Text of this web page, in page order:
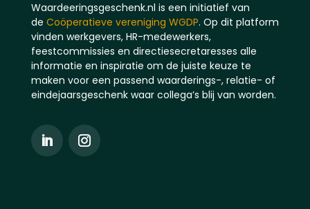
Waardeeringsgeschenk.nl is een initiatief van
de Coöperatieve vereniging WGDP. Op dit platform
vinden werkgevers, HR-medewerkers,
feestcommissies en directiesecretaresses alle
informatie en inspiratie om de juiste keuze te
maken voor een passend waarderings-, relatie- of
eindejaarsgeschenk waar collega’s blij van worden.